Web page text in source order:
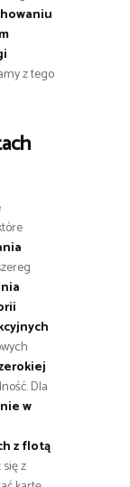
z tego
Dla
w
z flotą
z